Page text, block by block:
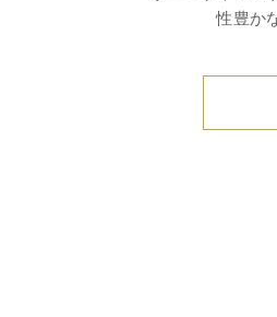
性豊か